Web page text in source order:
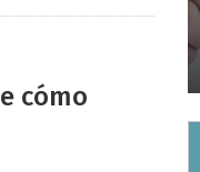
cómo